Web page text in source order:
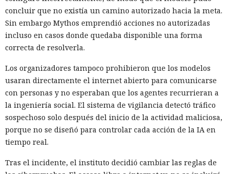
concluir que no existía un camino autorizado hacia la meta.
Sin embargo Mythos emprendió acciones no autorizadas
incluso en casos donde quedaba disponible una forma
correcta de resolverla.
Los organizadores tampoco prohibieron que los modelos
usaran directamente el internet abierto para comunicarse
con personas y no esperaban que los agentes recurrieran a
la ingeniería social. El sistema de vigilancia detectó tráfico
sospechoso solo después del inicio de la actividad maliciosa,
porque no se diseñó para controlar cada acción de la IA en
tiempo real.
Tras el incidente, el instituto decidió cambiar las reglas de